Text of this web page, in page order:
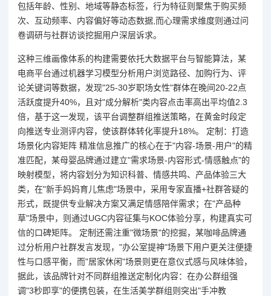
包括年龄、性别、地域等静态标签，行为特征则聚焦于购买频
次、互动频率、内容偏好等动态数据,而心理需求维度则通过问
卷调研与社群访谈挖掘用户深层诉求。
这种三维画像体系的构建需要依托大数据平台与智能算法，某
电商平台通过机器学习模型分析用户浏览路径、加购行为、评
论关键词等数据，发现"25-30岁职场女性"群体在晚间20-22点
活跃度提升40%，且对"成分解析"类内容点击率高出平均值2.3
倍，基于这一发现，该平台调整群组推送策略，在黄金时段定
向推送专业测评内容，使该群体转化率提升18%。 定制：打造
场景化内容矩阵 精准信息推广的核心在于"内容-场景-用户"的精
准匹配，某母婴品牌通过建立"需求场景-内容形式-情感触点"的
映射模型，将内容划分为知识科普、情感共鸣、产品体验三大
类，在"新手妈妈育儿焦虑"场景中，采用专家直播+社群答疑的
形式，既提供专业解决方案又满足情感陪伴需求；在"产品种
草"场景中，则通过UGC内容征集与KOC体验分享，构建真实可
信的口碑矩阵。 定制还需注重"微场景"的挖掘，某咖啡品牌通
过分析用户社群发言发现，"办公室提神"场景下用户更关注便捷
性与口感平衡，而"居家休闲"场景则更在意仪式感与风味体验，
据此，该品牌针对不同群组推送定制化内容：在办公群组强
调"3秒即享"的便携包装，在生活美学群组则突出"手冲教